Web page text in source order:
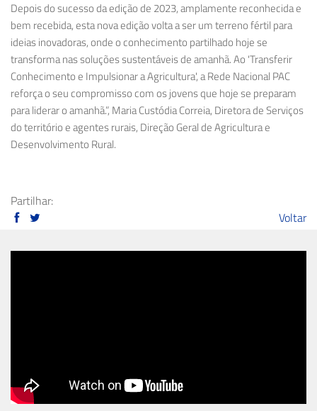
Depois do sucesso da edição de 2023, amplamente reconhecida e
bem recebida, esta nova edição volta a ser um terreno fértil para
ideias inovadoras, onde o conhecimento partilhado hoje se
transforma nas soluções sustentáveis de amanhã. Ao 'Transferir
Conhecimento e Impulsionar a Agricultura', a Rede Nacional PAC
reforça o seu compromisso com os jovens que hoje se preparam
para liderar o amanhã.”, MariaCustódia Correia, Diretora de Serviços
do território e agentes rurais, Direção Geral de Agricultura e
Desenvolvimento Rural.
Partilhar:
Voltar